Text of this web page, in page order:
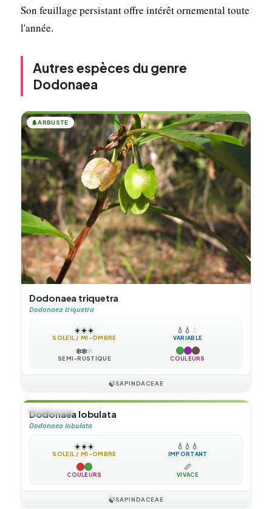
Son feuillage persistant offre intérêt ornemental toute
l'année.
Autres espèces du genre
Dodonaea
🌲ARBUSTE
Dodonaea triquetra
Dodonaea triquetra
☀️☀️☀️
SOLEIL / MI-OMBRE
💧 💧 💧
VARIABLE
❄️❄️❄️
SEMI-RUSTIQUE COULEURS
🍃SAPINDACEAE
🌲ARBUSTE
Dodonaea lobulata
Dodonaea lobulata
☀️☀️☀️
SOLEIL / MI-OMBRE
💧 💧 💧
IMPORTANT
COULEURS
📏
VIVACE
🍃SAPINDACEAE